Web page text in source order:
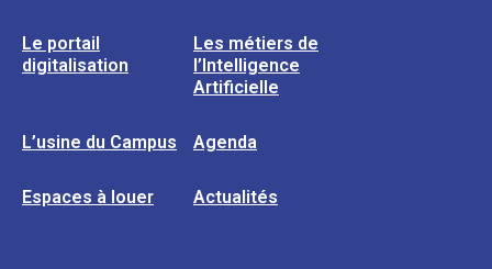
Le portail
digitalisation
Les métiers de
l’Intelligence
Artificielle
L’usine du Campus Agenda
Espaces à louer Actualités